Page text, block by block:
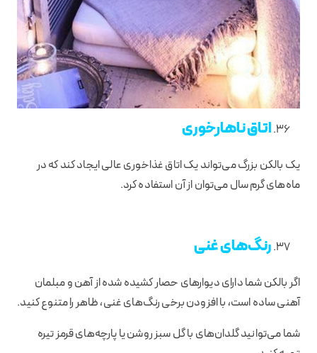
اتاق ناهارخوری
یک بالکن بزرگ می‌تواند یک اتاق غذاخوری عالی ایجاد کند که در
ماه‌های گرم سال می‌توان از آن استفاده کرد.
رنگ‌های غنی
اگر بالکن شما دارای دیوارهای حصار کشیده شده از آهن و مبلمان
آهنی ساده است، با افزودن برخی رنگ‌های غنی، ظاهر را متنوع کنید.
شما می‌توانید گلدان‌های با گل سبز روشن یا پارچه‌های قرمز تیره